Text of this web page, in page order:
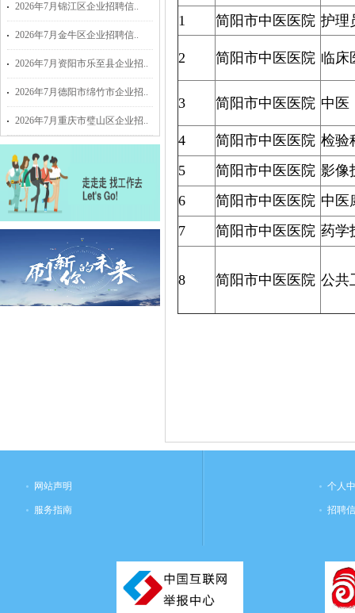
2026年7月锦江区企业招聘信..
2026年7月金牛区企业招聘信..
2026年7月资阳市乐至县企业招..
2026年7月德阳市绵竹市企业招..
2026年7月重庆市璧山区企业招..
1 简阳市中医医院 护理
2 简阳市中医医院 临床
3 简阳市中医医院 中医
4 简阳市中医医院 检验
5
简阳市中医医院 影像
6
简阳市中医医院 中医
7
简阳市中医医院 药学
8 简阳市中医医院 公共
网站声明
服务指南
个人
招聘